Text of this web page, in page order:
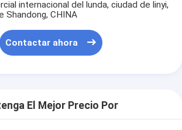
internacional del lunda, ciudad de linyi,
Shandong, CHINA
Contactar ahora
El Mejor Precio Por